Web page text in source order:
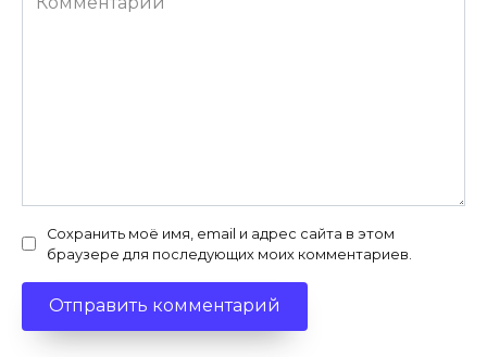
Сохранить моё имя, email и адрес сайта в этом
браузере для последующих моих комментариев.